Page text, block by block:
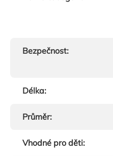
Bezpečnost:
Délka:
Průměr:
Vhodné pro děti: